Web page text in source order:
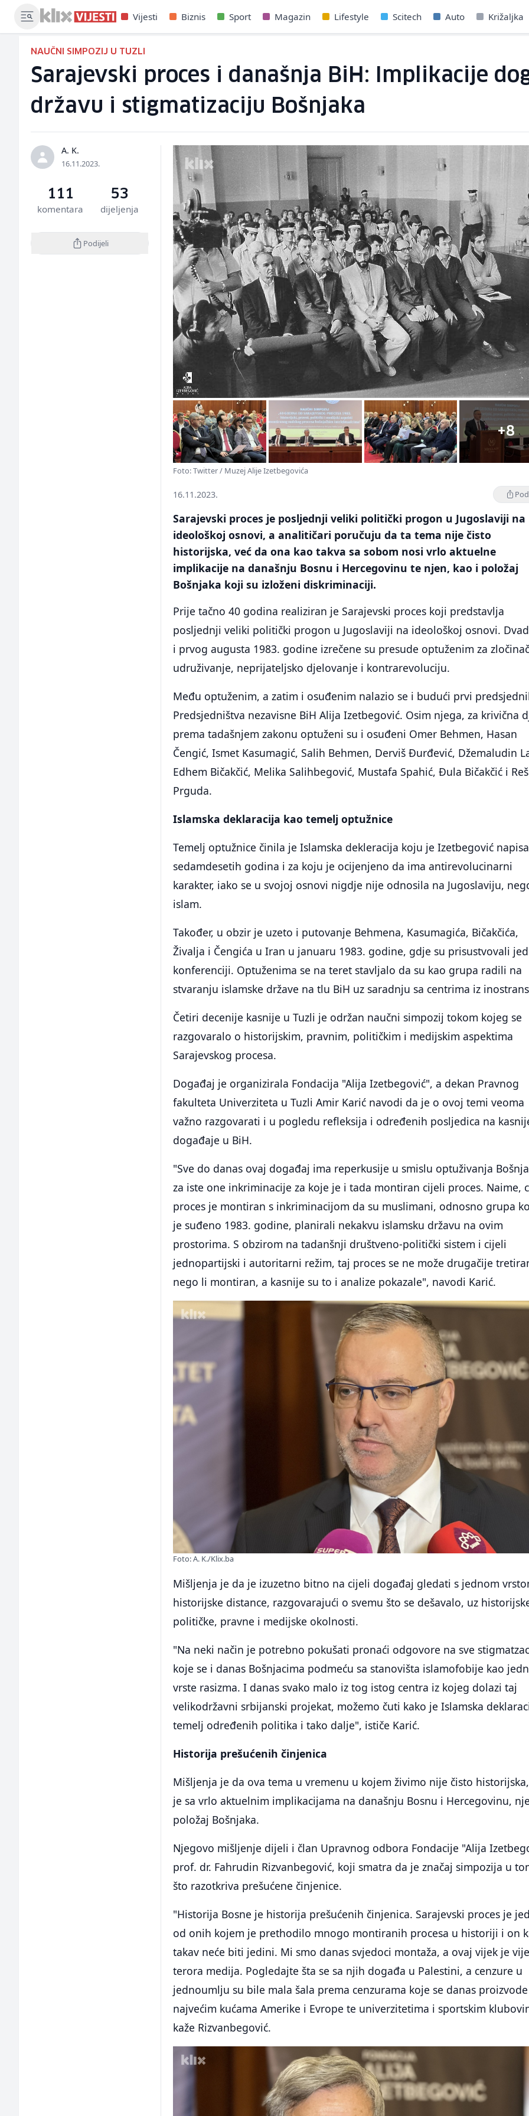
Vijesti Biznis Sport Magazin Lifestyle Scitech Auto Križaljka
NAUČNI SIMPOZIJ U TUZLI
Sarajevski proces i današnja BiH: Implikacije
državu i stigmatizaciju Bošnjaka
A. K.
16.11.2023.
111
komentara
53
dijeljenja
Podijeli
+8
Foto: Twitter / Muzej Alije Izetbegovića
16.11.2023.
Sarajevski proces je posljednji veliki politički progon u Jugoslaviji na
ideološkoj osnovi, a analitičari poručuju da ta tema nije čisto
historijska, već da ona kao takva sa sobom nosi vrlo aktuelne
implikacije na današnju Bosnu i Hercegovinu te njen, kao i položaj
Bošnjaka koji su izloženi diskriminaciji.
Prije tačno 40 godina realiziran je Sarajevski proces koji predstavlja
posljednji veliki politički progon u Jugoslaviji na ideološkoj osnovi.
i prvog augusta 1983. godine izrečene su presude optuženim za
udruživanje, neprijateljsko djelovanje i kontrarevoluciju.
Među optuženim, a zatim i osuđenim nalazio se i budući prvi
Predsjedništva nezavisne BiH Alija Izetbegović. Osim njega, za krivična
prema tadašnjem zakonu optuženi su i osuđeni Omer Behmen, Hasan
Čengić, Ismet Kasumagić, Salih Behmen, Derviš Đurđević, Džemaludin
Edhem Bičakčić, Melika Salihbegović, Mustafa Spahić, Đula Bičakčić i
Prguda.
Islamska deklaracija kao temelj optužnice
Temelj optužnice činila je Islamska dekleracija koju je Izetbegović
sedamdesetih godina i za koju je ocijenjeno da ima antirevolucinarni
karakter, iako se u svojoj osnovi nigdje nije odnosila na Jugoslaviju,
islam.
Također, u obzir je uzeto i putovanje Behmena, Kasumagića, Bičakčića,
Živalja i Čengića u Iran u januaru 1983. godine, gdje su prisustvovali
konferenciji. Optuženima se na teret stavljalo da su kao grupa radili na
stvaranju islamske države na tlu BiH uz saradnju sa centrima iz
Četiri decenije kasnije u Tuzli je održan naučni simpozij tokom kojeg se
razgovaralo o historijskim, pravnim, političkim i medijskim aspektima
Sarajevskog procesa.
Događaj je organizirala Fondacija "Alija Izetbegović", a dekan Pravnog
fakulteta Univerziteta u Tuzli Amir Karić navodi da je o ovoj temi veoma
važno razgovarati i u pogledu refleksija i određenih posljedica na
događaje u BiH.
"Sve do danas ovaj događaj ima reperkusije u smislu optuživanja
za iste one inkriminacije za koje je i tada montiran cijeli proces. Naime,
proces je montiran s inkriminacijom da su muslimani, odnosno grupa
je suđeno 1983. godine, planirali nekakvu islamsku državu na ovim
prostorima. S obzirom na tadanšnji društveno-politički sistem i cijeli
jednopartijski i autoritarni režim, taj proces se ne može drugačije
nego li montiran, a kasnije su to i analize pokazale", navodi Karić.
Foto: A. K./Klix.ba
Mišljenja je da je izuzetno bitno na cijeli događaj gledati s jednom
historijske distance, razgovarajući o svemu što se dešavalo, uz
političke, pravne i medijske okolnosti.
"Na neki način je potrebno pokušati pronaći odgovore na sve
koje se i danas Bošnjacima podmeću sa stanovišta islamofobije kao
vrste rasizma. I danas svako malo iz tog istog centra iz kojeg dolazi taj
velikodržavni srbijanski projekat, možemo čuti kako je Islamska
temelj određenih politika i tako dalje", ističe Karić.
Historija prešućenih činjenica
Mišljenja je da ova tema u vremenu u kojem živimo nije čisto
je sa vrlo aktuelnim implikacijama na današnju Bosnu i Hercegovinu,
položaj Bošnjaka.
Njegovo mišljenje dijeli i član Upravnog odbora Fondacije "Alija
prof. dr. Fahrudin Rizvanbegović, koji smatra da je značaj simpozija u
što razotkriva prešućene činjenice.
"Historija Bosne je historija prešućenih činjenica. Sarajevski proces je
od onih kojem je prethodilo mnogo montiranih procesa u historiji i on
takav neće biti jedini. Mi smo danas svjedoci montaža, a ovaj vijek je
terora medija. Pogledajte šta se sa njih događa u Palestini, a cenzure u
jednoumlju su bile mala šala prema cenzurama koje se danas
najvećim kućama Amerike i Evrope te univerzitetima i sportskim
kaže Rizvanbegović.